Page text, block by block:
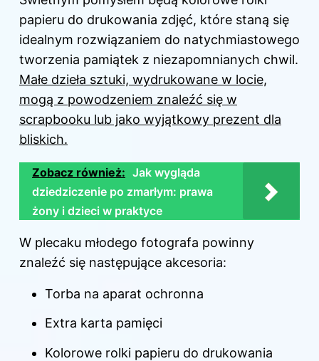
papieru do drukowania zdjęć, które staną się
idealnym rozwiązaniem do natychmiastowego
tworzenia pamiątek z niezapomnianych chwil.
Małe dzieła sztuki, wydrukowane w locie,
mogą z powodzeniem znaleźć się w
scrapbooku lub jako wyjątkowy prezent dla
bliskich.
Zobacz również: Jak wygląda
dziedziczenie po zmarłym: prawa
żony i dzieci w praktyce
W plecaku młodego fotografa powinny
znaleźć się następujące akcesoria:
Torba na aparat ochronna
Extra karta pamięci
Kolorowe rolki papieru do drukowania